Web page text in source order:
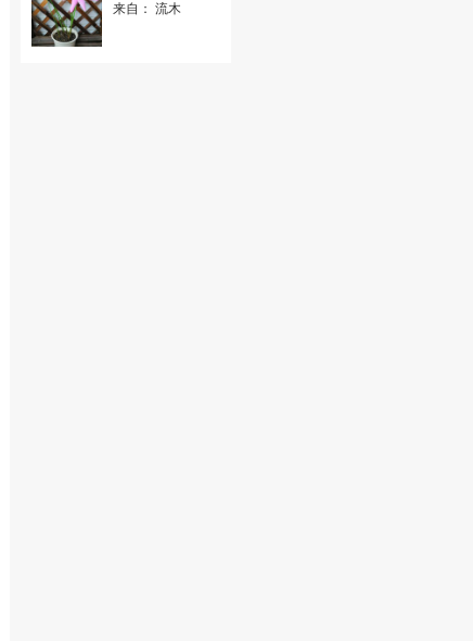
来自： 流木